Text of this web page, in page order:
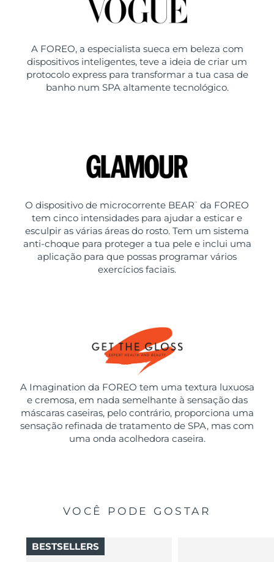
A FOREO, a especialista sueca em beleza com
dispositivos inteligentes, teve a ideia de criar um
protocolo express para transformar a tua casa de
banho num SPA altamente tecnológico.
O dispositivo de microcorrente BEAR ™
da FOREO
tem cinco intensidades para ajudar a esticar e
esculpir as várias áreas do rosto. Tem um sistema
anti-choque para proteger a tua pele e inclui uma
aplicação para que possas programar vários
exercícios faciais.
A Imagination da FOREO tem uma textura luxuosa
e cremosa, em nada semelhante à sensação das
máscaras caseiras, pelo contrário, proporciona uma
sensação refinada de tratamento de SPA, mas com
uma onda acolhedora caseira.
VOCÊ PODE GOSTAR
BESTSELLERS